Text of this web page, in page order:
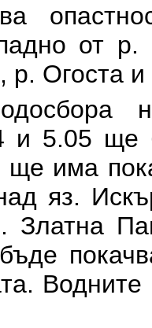
от
Огоста и
и 5.05 ще
ще има
яз.
Златна